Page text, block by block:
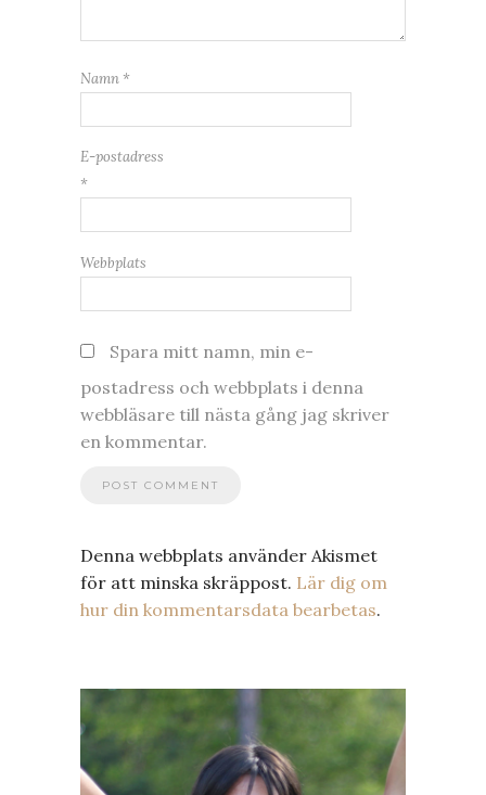
Namn *
E-postadress
*
Webbplats
Spara mitt namn, min e-
postadress och webbplats i denna
webbläsare till nästa gång jag skriver
en kommentar.
Denna webbplats använder Akismet
för att minska skräppost. Lär dig om
hur din kommentarsdata bearbetas.